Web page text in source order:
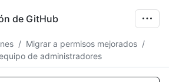
de GitHub
/ Migrar a permisos mejorados /
de administradores